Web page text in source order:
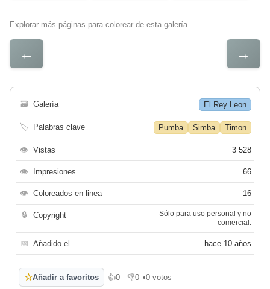
Explorar más páginas para colorear de esta galería
← →
🗃 Galería El Rey Leon
🏷 Palabras clave Pumba Simba Timon
👁 Vistas 3 528
👁 Impresiones 66
👁 Coloreados en linea 16
🔒 Copyright
Sólo para uso personal y no
comercial.
📅 Añadido el hace 10 años
☆Añadir a favoritos 👍0
Me gusta
👎0
No me gusta
•0 votos